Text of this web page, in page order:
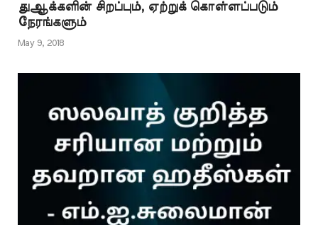
مَسَاجِدَ رواه…
துஆக்களின் சிறப்பும், ஏற்றுக் கொள்ளப்படும்
நேரங்களும்
May 9, 2018